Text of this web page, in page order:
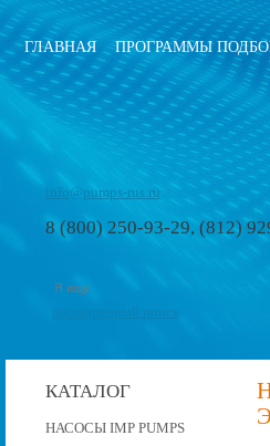
ГЛАВНАЯ ПРОГРАММЫ
info@pumps-rus.ru
8 (800) 250-93-29, (812)
расширенный поиск
КАТАЛОГ
НАСОСЫ IMP PUMPS